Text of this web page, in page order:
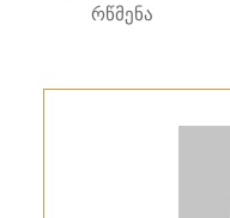
რწმენა